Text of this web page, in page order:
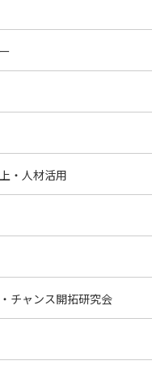
・人材活用
チャンス開拓研究会